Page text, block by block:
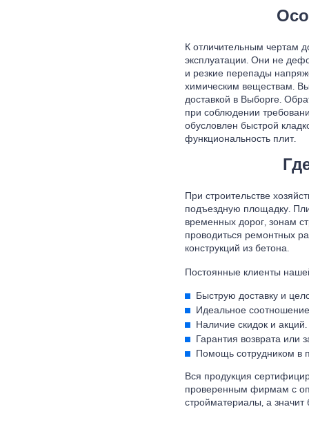
К отличительным чертам
эксплуатации. Они не
и резкие перепады
химическим веществам.
доставкой в Выборге.
при соблюдении
обусловлен быстрой
функциональность плит.
При строительстве
подъездную площадку.
временных дорог, зонам
проводиться ремонтных
конструкций из бетона.
Постоянные клиенты
Быструю доставку и
Идеальное
Наличие скидок и акций.
Гарантия возврата или
Помощь сотрудником в
Вся продукция
проверенным фирмам с
стройматериалы, а значит